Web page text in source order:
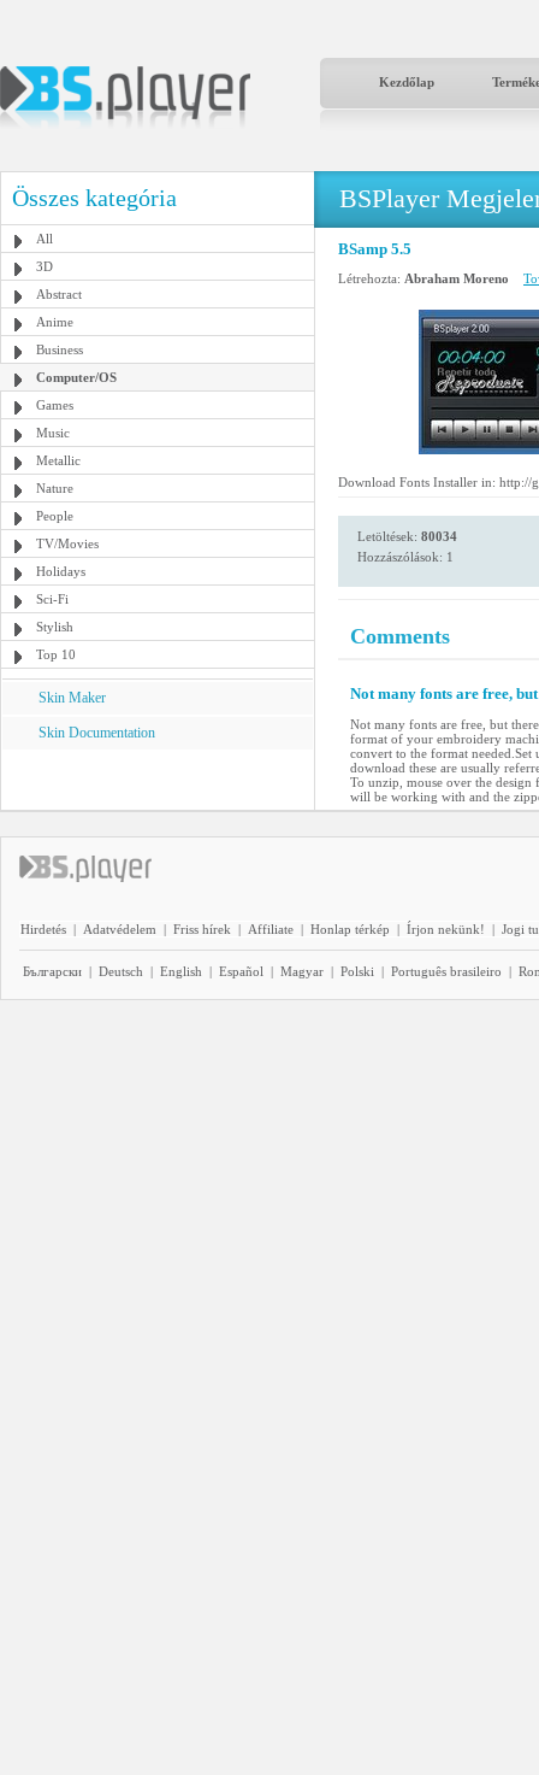
Kezdőlap
Összes kategória
All
3D
Abstract
Anime
Business
Computer/OS
Games
Music
Metallic
Nature
People
TV/Movies
Holidays
Sci-Fi
Stylish
Top 10
Skin Maker
Skin Documentation
BSPlayer
BSamp 5.5
Létrehozta: Abraham Moreno
Download Fonts Installer in: http://
Letöltések: 80034
Hozzászólások: 1
Comments
Not many fonts are free,
Not many fonts are free, but
format of your embroidery
convert to the format
download these are usually
To unzip, mouse over the
will be working with and the
Hirdetés | Adatvédelem | Friss hírek | Affiliate | Honlap térkép | Írjon nekünk! | Jogi
Български | Deutsch | English | Español | Magyar | Polski | Português brasileiro |